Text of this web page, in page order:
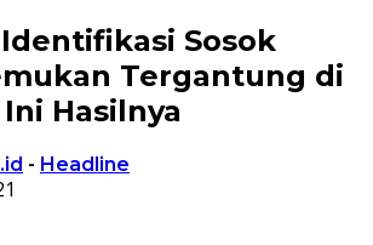
Sosok
Tergantung di
Hasilnya
- Headline